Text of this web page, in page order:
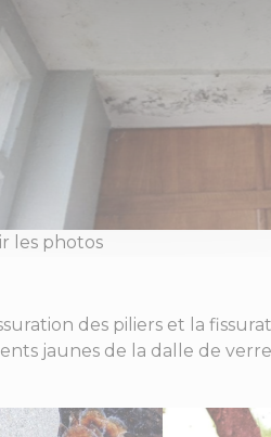
les photos
des piliers et la
jaunes de la dalle de